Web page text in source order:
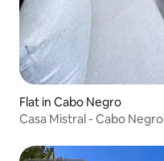
Flat in Cabo Negro
Casa Mistral - Cabo Negro